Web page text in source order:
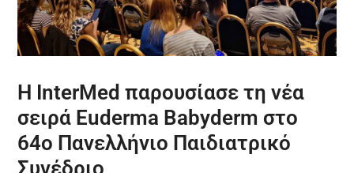
Η InterMed παρουσίασε τη νέα
σειρά Euderma Babyderm στο
64ο Πανελλήνιο Παιδιατρικό
Συνέδριο